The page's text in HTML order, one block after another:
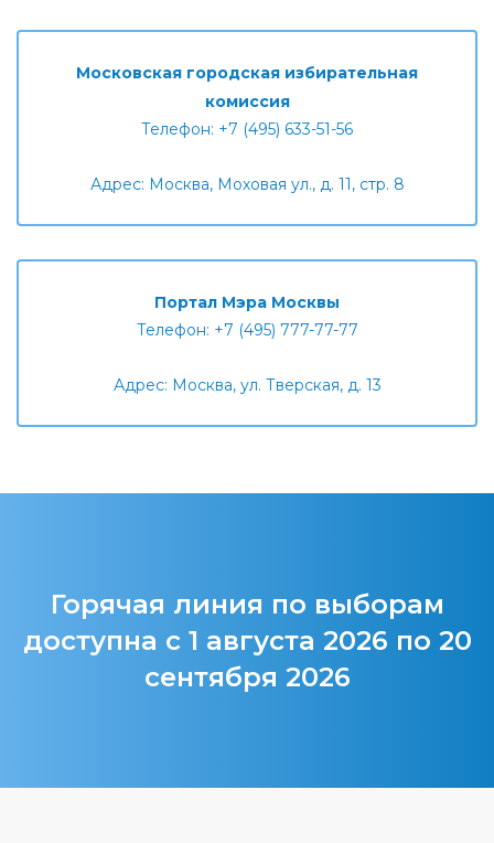
Московская городская избирательная
комиссия
Телефон: +7 (495) 633-51-56
Адрес: Москва, Моховая ул., д. 11, стр. 8
Портал Мэра Москвы
Телефон: +7 (495) 777-77-77
Адрес: Москва, ул. Тверская, д. 13
Горячая линия по выборам
доступна с 1 августа 2026 по 20
сентября 2026